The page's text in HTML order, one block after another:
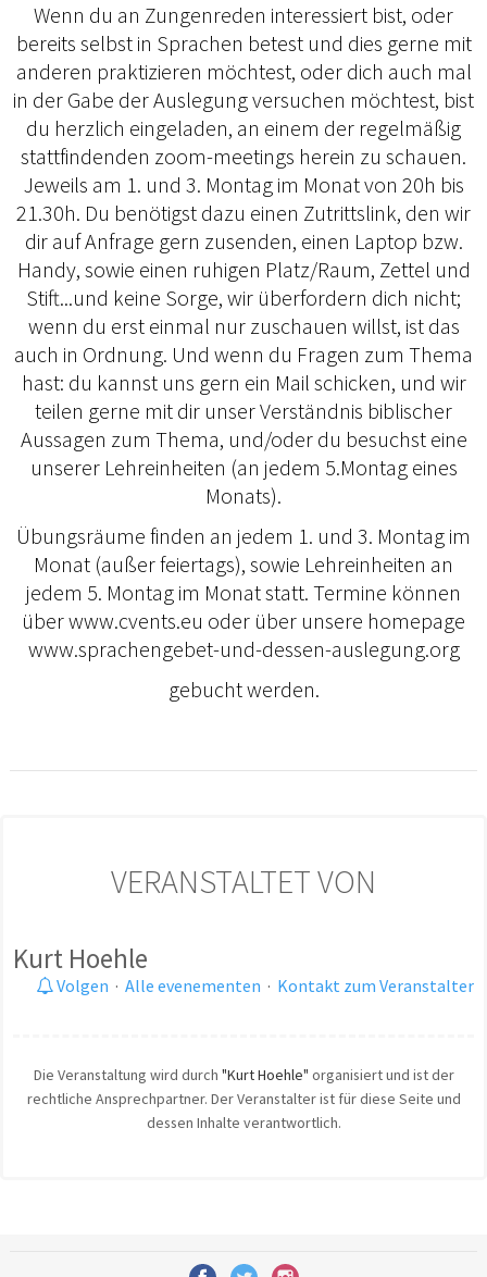
Wenn du an Zungenreden interessiert bist, oder
bereits selbst in Sprachen betest und dies gerne mit
anderen praktizieren möchtest, oder dich auch mal
in der Gabe der Auslegung versuchen möchtest, bist
du herzlich eingeladen, an einem der regelmäßig
stattfindenden zoom-meetings herein zu schauen.
Jeweils am 1. und 3. Montag im Monat von 20h bis
21.30h. Du benötigst dazu einen Zutrittslink, den wir
dir auf Anfrage gern zusenden, einen Laptop bzw.
Handy, sowie einen ruhigen Platz/Raum, Zettel und
Stift...und keine Sorge, wir überfordern dich nicht;
wenn du erst einmal nur zuschauen willst, ist das
auch in Ordnung. Und wenn du Fragen zum Thema
hast: du kannst uns gern ein Mail schicken, und wir
teilen gerne mit dir unser Verständnis biblischer
Aussagen zum Thema, und/oder du besuchst eine
unserer Lehreinheiten (an jedem 5.Montag eines
Monats).
Übungsräume finden an jedem 1. und 3. Montag im
Monat (außer feiertags), sowie Lehreinheiten an
jedem 5. Montag im Monat statt. Termine können
über www.cvents.eu oder über unsere homepage
www.sprachengebet-und-dessen-auslegung.org
gebucht werden.
VERANSTALTET VON
Kurt Hoehle
Volgen · Alle evenementen · Kontakt zum Veranstalter
Die Veranstaltung wird durch "Kurt Hoehle" organisiert und ist der
rechtliche Ansprechpartner. Der Veranstalter ist für diese Seite und
dessen Inhalte verantwortlich.